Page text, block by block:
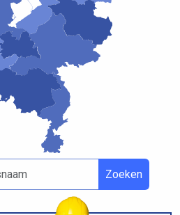
Zoeken